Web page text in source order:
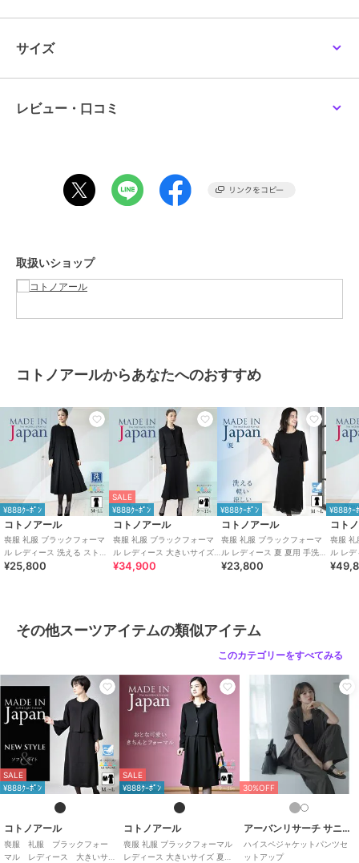
胸切替、リボン、袖口切替部分にあしらったサテンがポイント。広が
り過ぎないフレアーシルエットと袖口フリルが
カラー ブラック
素材
表地：ポリエステル100％
サテン部分：ポリエステル100％
裏地：ポリエステル100％（ワン
ピース袖裏なし）
商品のお取り扱い方法
お手入れ ドライクリーニング
特徴
スーツ・セットアップ
ポリエステル素材/無地 /LL･13
号以上あり
ハーフ ひざ丈/セ
その他スーツアイテム
無地/ LL･13
レモニー・入学式・卒業式
ックフォーマル（礼装・喪服）
原産国
サイズ
レビュー・口コミ
取扱いショップ
コトノアールからあなたへのおすすめ
¥888ｸｰﾎﾟﾝ
コトノアール
喪服 礼服 ブラックフォーマ
ル レディース 洗える ストレ
ッチ 前あき ロング ゆったり
¥25,800
SALE
¥888ｸｰﾎﾟﾝ
コトノアール
喪服 礼服 ブラックフォーマ
ル レディース 大きいサイズ
ロング丈 夏 夏用 日本製
¥34,900
¥888ｸｰﾎﾟﾝ
コトノアール
喪服 礼服 ブラックフォーマ
ル レディース 夏 夏用 手洗い
涼しい ゆったり 日本製
¥23,800
¥888ｸｰ
コト
喪服 礼
ル レデ
夏物 夏
その他スーツアイテムの類似アイテム
このカテゴリーをすべてみる
SALE
¥888ｸｰﾎﾟﾝ
コトノアール
喪服 礼服 ブラックフォー
マル レディース 大きいサ
SALE
¥888ｸｰﾎﾟﾝ
コトノアール
喪服 礼服 ブラックフォーマル
レディース 大きいサイズ 夏物
30%OFF
アーバンリサーチ サニーレーベル
ハイスペジャケットパンツセ
ットアップ